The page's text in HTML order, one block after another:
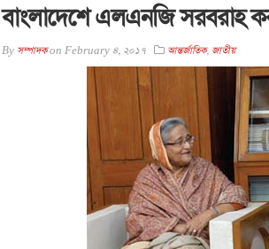
বাংলাদেশে এলএনজি সরবরাহ
By সম্পাদকon February 4, 2017 আন্তর্জাতিক, জাতীয়